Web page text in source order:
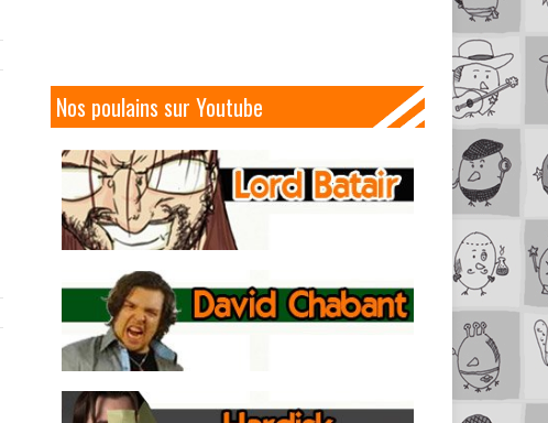
Nos poulains sur Youtube